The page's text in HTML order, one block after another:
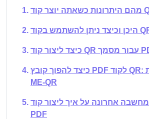
כיצד להפוך קובץ PDF לקוד QR: כמה טיפים מצוות
ME-QR
מחשבה אחרונה על איך ליצור קוד QR עבור קובץ
PDF